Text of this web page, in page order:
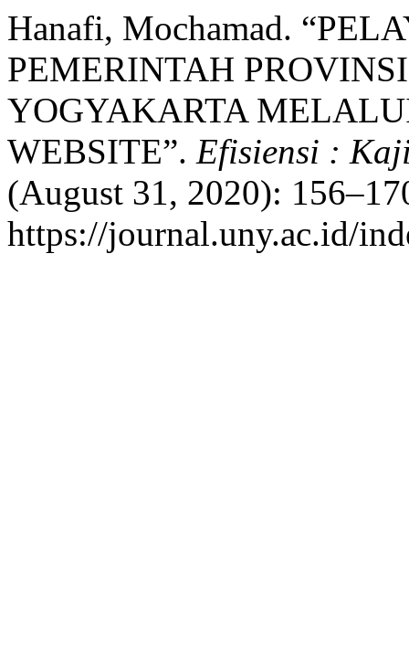
Hanafi, Mochamad.
PEMERINTAH
YOGYAKARTA
WEBSITE”. Efisiensi :
(August 31, 2020):
https://journal.uny.ac.id/